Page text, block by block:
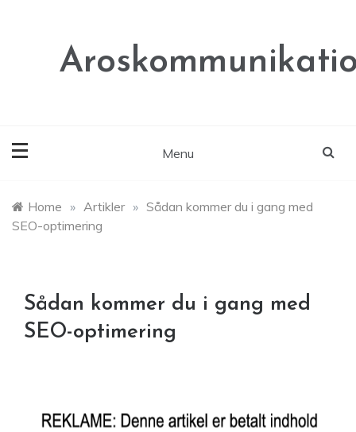
Menu
Home » Artikler » Sådan kommer du i gang med
SEO-optimering
Sådan kommer du i gang med
SEO-optimering